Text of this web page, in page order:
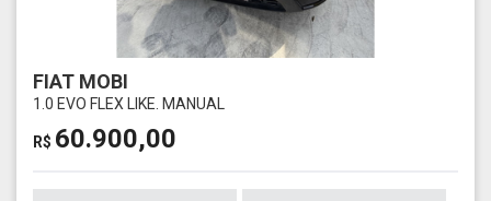
FIAT MOBI
1.0 EVO FLEX LIKE. MANUAL
R$ 60.900,00